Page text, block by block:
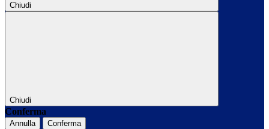
Chiudi
Chiudi
Conferma
Annulla Conferma